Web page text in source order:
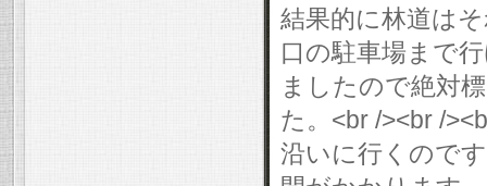
結果的に林道は
口の駐車場まで
ましたので絶対
た。<br /><br /
沿いに行くので